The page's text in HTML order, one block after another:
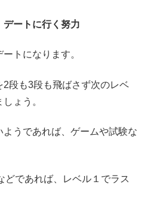
ートに行く努力
トになります。
段も3段も飛ばさず次のレベ
ょう。
うであれば、ゲームや試験な
どであれば、レベル１でラス